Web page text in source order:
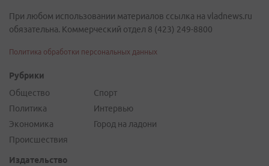
При любом использовании материалов ссылка на vladnews.ru
обязательна. Коммерческий отдел 8 (423) 249-8800
Политика обработки персональных данных
Рубрики
Общество
Политика
Экономика
Происшествия
Спорт
Интервью
Город на ладони
Издательство